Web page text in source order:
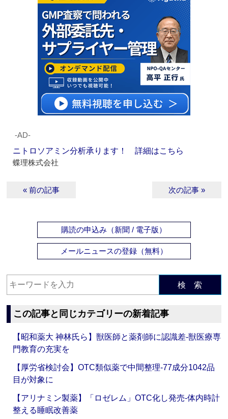
‐AD‐
ニトロソアミン分析承ります！ 詳細はこちら
蝶理株式会社
« 前の記事 次の記事 »
購読の申込み（新聞 / 電子版）
メールニュースの登録（無料）
検 索
この記事と同じカテゴリーの新着記事
【昭和薬大 神林氏ら】獣医師と薬剤師に認識差‐獣医療専
門教育の充実を
【厚労省検討会】OTC類似薬で中間整理‐77成分1042品
目が対象に
【アリナミン製薬】「ロゼレム」OTC化し発売‐体内時計
整える睡眠改善薬